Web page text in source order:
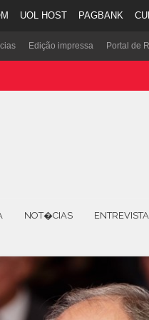
UOL HOST PAGBANK
Edição impressa Portal de
NOT�CIAS